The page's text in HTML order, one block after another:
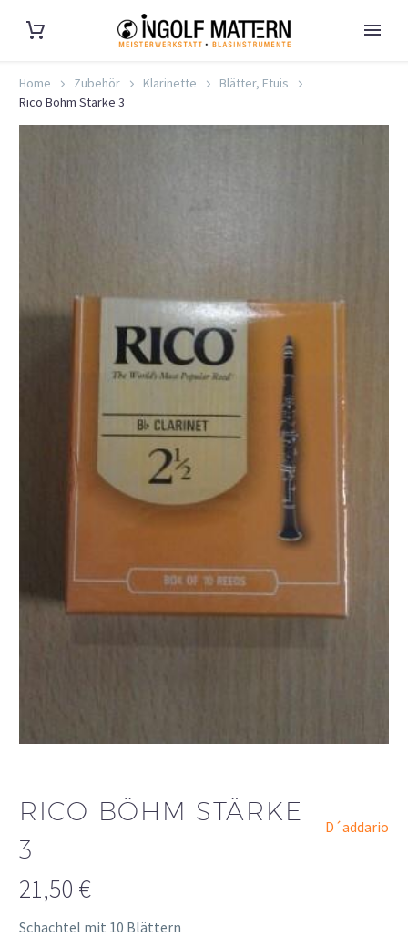
Home Zubehör Klarinette
Blätter, Etuis
Rico Böhm Stärke 3
RICO BÖHM STÄRKE
3
D´addario
21,50 €
Schachtel mit 10 Blättern